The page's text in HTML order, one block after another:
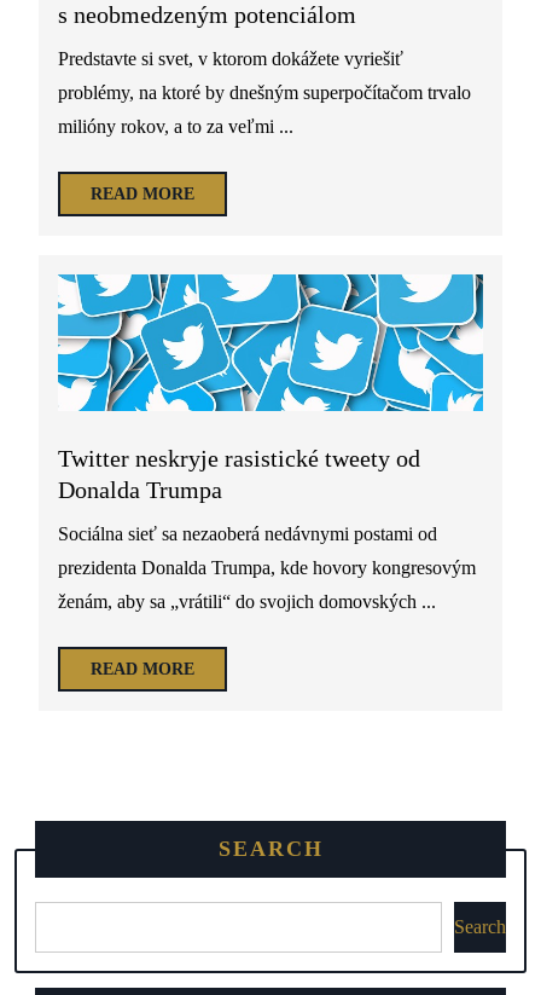
s neobmedzeným potenciálom
Predstavte si svet, v ktorom dokážete vyriešiť
problémy, na ktoré by dnešným superpočítačom trvalo
milióny rokov, a to za veľmi ...
READ MORE
Twitter neskryje rasistické tweety od
Donalda Trumpa
Sociálna sieť sa nezaoberá nedávnymi postami od
prezidenta Donalda Trumpa, kde hovory kongresovým
ženám, aby sa „vrátili“ do svojich domovských ...
READ MORE
SEARCH
Search